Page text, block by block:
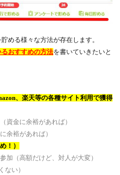
める様々な方法が存在します。
おすすめの方法を書いていきたいと
、楽天等の各種サイト利用で獲得
資金に余裕があれば）
余裕があれば）
！）
加（高額だけど、対人が大変）
ない）